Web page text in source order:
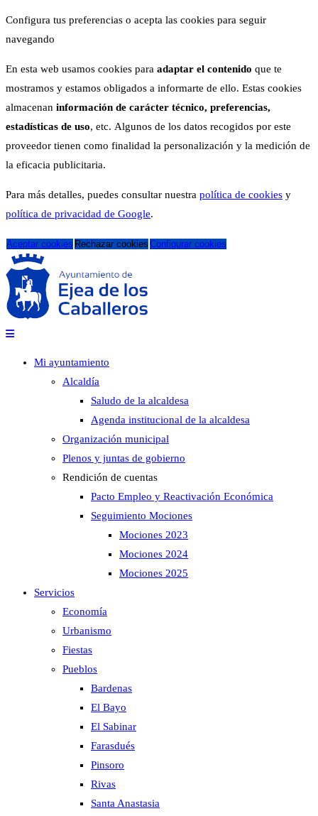
Configura tus preferencias o acepta las cookies para seguir
navegando
En esta web usamos cookies para adaptar el contenido que te
mostramos y estamos obligados a informarte de ello. Estas cookies
almacenan información de carácter técnico, preferencias,
estadísticas de uso, etc. Algunos de los datos recogidos por este
proveedor tienen como finalidad la personalización y la medición de
la eficacia publicitaria.
Para más detalles, puedes consultar nuestra política de cookies y
política de privacidad de Google.
Aceptar cookies Rechazar cookies Configurar cookies
Mi ayuntamiento
Alcaldía
Saludo de la alcaldesa
Agenda institucional de la alcaldesa
Organización municipal
Plenos y juntas de gobierno
Rendición de cuentas
Pacto Empleo y Reactivación Económica
Seguimiento Mociones
Mociones 2023
Mociones 2024
Mociones 2025
Servicios
Economía
Urbanismo
Fiestas
Pueblos
Bardenas
El Bayo
El Sabinar
Farasdués
Pinsoro
Rivas
Santa Anastasia